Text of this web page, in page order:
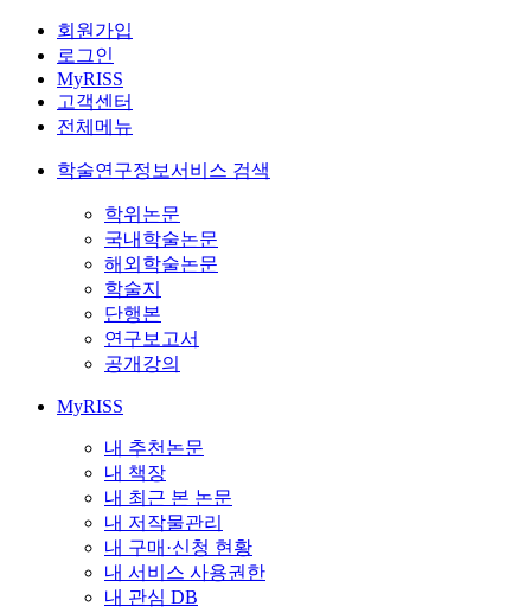
회원가입
로그인
MyRISS
고객센터
전체메뉴
학술연구정보서비스 검색
학위논문
국내학술논문
해외학술논문
학술지
단행본
연구보고서
공개강의
MyRISS
내 추천논문
내 책장
내 최근 본 논문
내 저작물관리
내 구매·신청 현황
내 서비스 사용권한
내 관심 DB